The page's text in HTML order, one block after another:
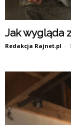
Jak wygląda
Redakcja Rajnet.pl -